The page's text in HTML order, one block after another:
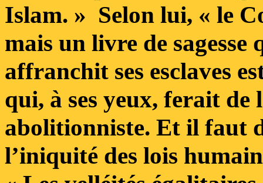
Islam. » Selon lui, « le
mais un livre de
affranchit ses esclaves
qui, à ses yeux, ferait de
abolitionniste. Et il faut
l’iniquité des lois